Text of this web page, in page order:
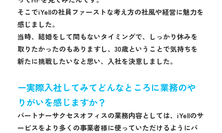
そこでiYellの社員ファーストな考え方の社風や経営に魅力を
感じました。
当時、結婚をして間もないタイミングで、しっかり休みを
取りたかったのもありますし、30歳ということで気持ちを
新たに挑戦したいなと思い、入社を決意しました。
ー実際入社してみてどんなところに業務のや
りがいを感じますか？
パートナーサクセスオフィスの業務内容としては、iYellのサ
ービスをより多くの事業者様に使っていただけるようにパ